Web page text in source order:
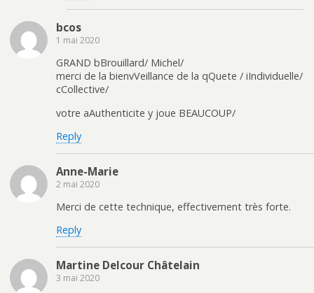
bcos
1 mai 2020
GRAND bBrouillard/ Michel/
merci de la bienvVeillance de la qQuete / iIndividuelle/
cCollective/
votre aAuthenticite y joue BEAUCOUP/
Reply
Anne-Marie
2 mai 2020
Merci de cette technique, effectivement très forte.
Reply
Martine Delcour Châtelain
3 mai 2020